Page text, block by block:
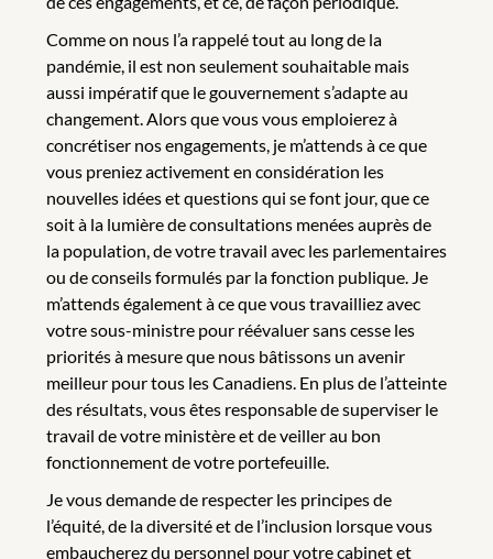
Comme on nous l’a rappelé tout au long de la
pandémie, il est non seulement souhaitable mais
aussi impératif que le gouvernement s’adapte au
changement. Alors que vous vous emploierez à
concrétiser nos engagements, je m’attends à ce que
vous preniez activement en considération les
nouvelles idées et questions qui se font jour, que ce
soit à la lumière de consultations menées auprès de
la population, de votre travail avec les parlementaires
ou de conseils formulés par la fonction publique. Je
m’attends également à ce que vous travailliez avec
votre sous-ministre pour réévaluer sans cesse les
priorités à mesure que nous bâtissons un avenir
meilleur pour tous les Canadiens. En plus de l’atteinte
des résultats, vous êtes responsable de superviser le
travail de votre ministère et de veiller au bon
fonctionnement de votre portefeuille.
Je vous demande de respecter les principes de
l’équité, de la diversité et de l’inclusion lorsque vous
embaucherez du personnel pour votre cabinet et